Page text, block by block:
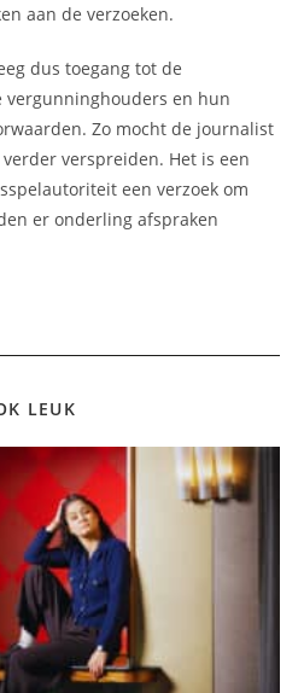
aan de verzoeken.
dus toegang tot de
vergunninghouders en hun
Zo mocht de journalist
verspreiden. Het is een
een verzoek om
er onderling afspraken
LEUK